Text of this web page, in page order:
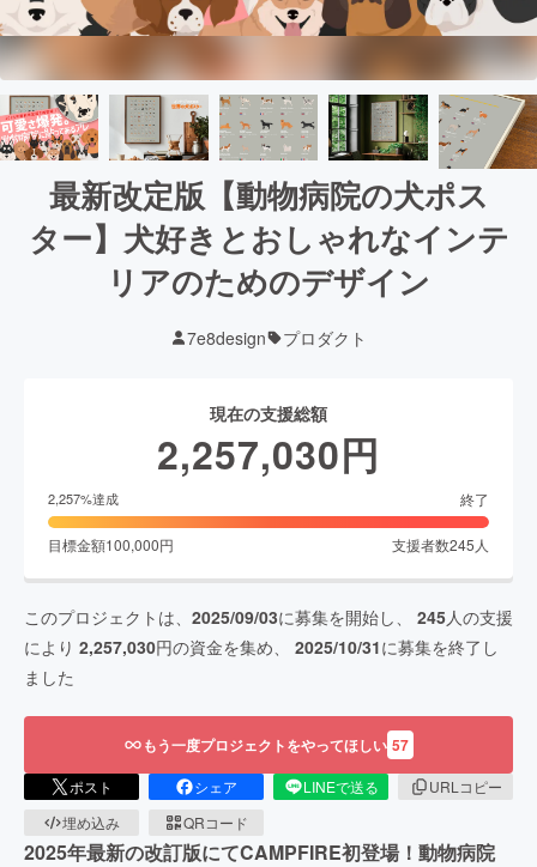
最新改定版【動物病院の犬ポス
ター】犬好きとおしゃれなインテ
リアのためのデザイン
7e8design プロダクト
現在の支援総額
2,257,030円
2,257%達成 終了
目標金額100,000円 支援者数245 人
このプロジェクトは、 2025/09/03に募集を開始し、 245人の支援
により 2,257,030円の資金を集め、 2025/10/31に募集を終了し
ました
もう一度プロジェクトをやってほしい 57
ポスト シェア LINEで送る
URLコピー
埋め込み
QRコード
2025年最新の改訂版にてCAMPFIRE初登場！動物病院